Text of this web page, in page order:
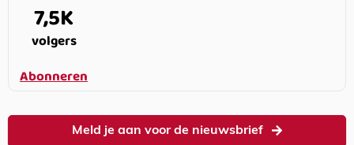
7,5K
volgers
Abonneren
Meld je aan voor de nieuwsbrief